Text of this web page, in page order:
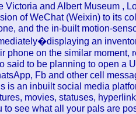
Victoria and Albert Museum ,
of WeChat (Weixin) to its
and the in-built motion-
an
phone on the similar moment,
said to be planning to open a
Fb and other cell
is an inbuilt social media
movies, statuses,
to see what all your pals are